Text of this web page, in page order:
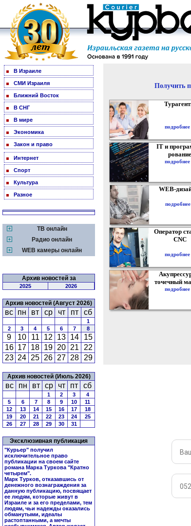
В Израиле
СМИ Израиля
Ближний Восток
В СНГ
В мире
Экономика
Закон и право
Интернет
Спорт
Культура
Разное
ТВ онлайн
Радио онлайн
WEB камеры онлайн
Архив новостей за
2025 2026
Архив новостей (Август 2026)
вс пн вт ср чт пт сб
1
2
3 4 5 6 7 8
9 10 11 12 13 14
15
16 17 18 19 20 21
22
23 24 25 26 27 28 29
Архив новостей (Июль 2026)
вс пн вт ср чт пт сб
1 2 3
4
5
6 7 8 9 10
11
12
13 14 15 16 17
18
19
20 21 22 23 24
25
26
27 28 29 30 31
Эксклюзивная публикация
"Курьер" получил
исключительное право
публикации на своем сайте
романа Марка Туркова "Кратно
четырем".
Марк Турков, отказавшись от
денежного вознаграждения за
данную публикацию, посвящает
ее людям, которые живут в
Израиле и за его пределами, тем
людям, чьи надежды оказались
обманутыми, идеалы
растоптанными, а мечты
Получить
подробнее
IT и
рование
подробнее
WEB-
Оператор
CNC
подробнее
точечный
подробнее